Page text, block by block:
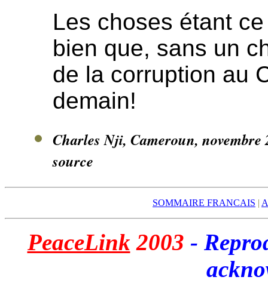
Les choses étant
bien que, sans un
de la corruption au
demain!
Charles Nji, Cameroun,
source
SOMMAIRE FRANCAIS |
PeaceLink 2003 -